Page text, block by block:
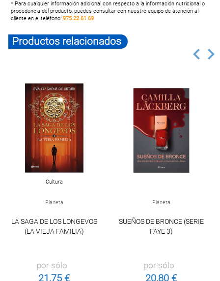
* Para cualquier información adicional con respecto a la información nutricional o
procedencia del producto, puedes consultar con nuestro equipo de atención al
cliente en el teléfono:975 22 61 69
Productos relacionados
Cultura
Planeta
LA SAGA DE LOS LONGEVOS
(LA VIEJA FAMILIA)
por sólo
21,75 €
Planeta
SUEÑOS DE BRONCE (SERIE
FAYE 3)
por sólo
20,80 €